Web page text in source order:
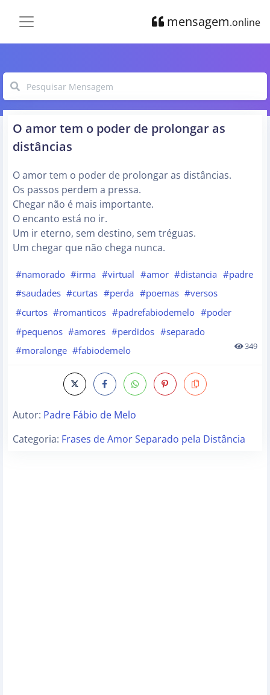
mensagem.online
O amor tem o poder de prolongar as
distâncias
O amor tem o poder de prolongar as distâncias.
Os passos perdem a pressa.
Chegar não é mais importante.
O encanto está no ir.
Um ir eterno, sem destino, sem tréguas.
Um chegar que não chega nunca.
#namorado #irma #virtual #amor #distancia #padre
#saudades #curtas #perda #poemas #versos
#curtos #romanticos #padrefabiodemelo #poder
#pequenos #amores #perdidos #separado
#moralonge #fabiodemelo 349
Autor: Padre Fábio de Melo
Categoria: Frases de Amor Separado pela Distância